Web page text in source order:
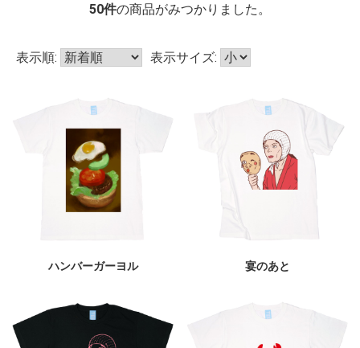
50件の商品がみつかりました。
表示順: 表示サイズ:
ハンバーガーヨル 宴のあと